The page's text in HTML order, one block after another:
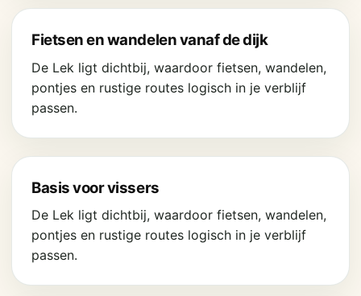
Fietsen en wandelen vanaf de dijk
De Lek ligt dichtbij, waardoor fietsen, wandelen,
pontjes en rustige routes logisch in je verblijf
passen.
Basis voor vissers
De Lek ligt dichtbij, waardoor fietsen, wandelen,
pontjes en rustige routes logisch in je verblijf
passen.